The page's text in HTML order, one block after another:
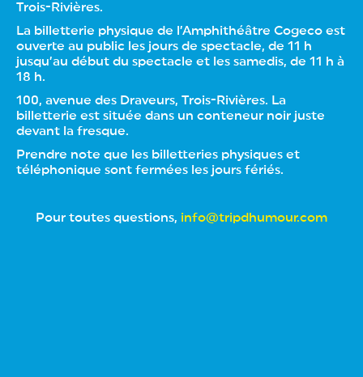
Trois-Rivières.
La billetterie physique de l’Amphithéâtre Cogeco est
ouverte au public les jours de spectacle, de 11 h
jusqu’au début du spectacle et les samedis, de 11 h à
18 h.
100, avenue des Draveurs, Trois-Rivières. La
billetterie est située dans un conteneur noir juste
devant la fresque.
Prendre note que les billetteries physiques et
téléphonique sont fermées les jours fériés.
Pour toutes questions, info@tripdhumour.com